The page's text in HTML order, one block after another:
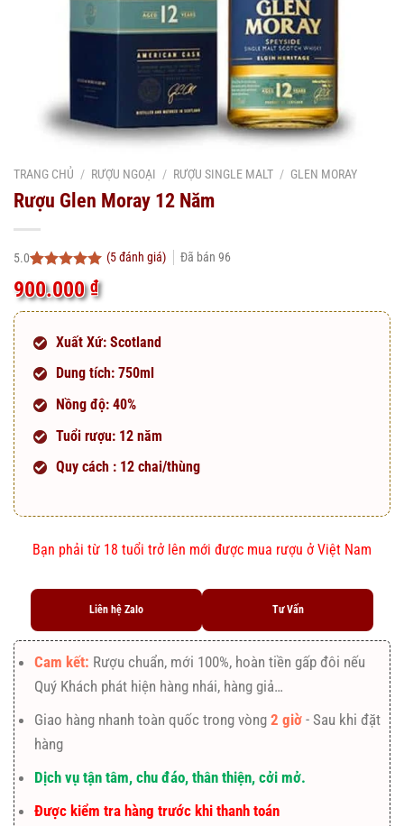
TRANG CHỦ / RƯỢU NGOẠI / RƯỢU SINGLE MALT / GLEN MORAY
Rượu Glen Moray 12 Năm
5.0
5.0 trên 5
dựa trên
5
đánh giá
(5đánh giá) Đã bán 96
900.000₫
Xuất Xứ: Scotland
Dung tích: 750ml
Nồng độ: 40%
Tuổi rượu: 12 năm
Quy cách : 12 chai/thùng
Bạn phải từ 18 tuổi trở lên mới được mua rượu ở Việt Nam
Liên hệ Zalo Tư Vấn
Cam kết: Rượu chuẩn, mới 100%, hoàn tiền gấp đôi nếu
Quý Khách phát hiện hàng nhái, hàng giả…
Giao hàng nhanh toàn quốc trong vòng2 giờ - Sau khi đặt
hàng
Dịch vụ tận tâm, chu đáo, thân thiện, cởi mở.
Được kiểm tra hàng trước khi thanh toán